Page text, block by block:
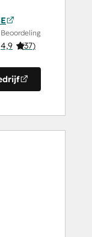
Beoordeling
4,9 (37)